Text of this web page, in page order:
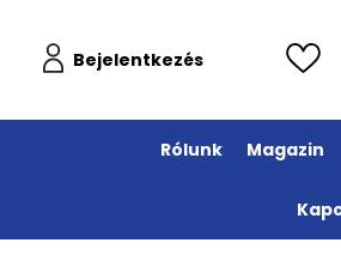
Bejelentkezés
Rólunk Magazin